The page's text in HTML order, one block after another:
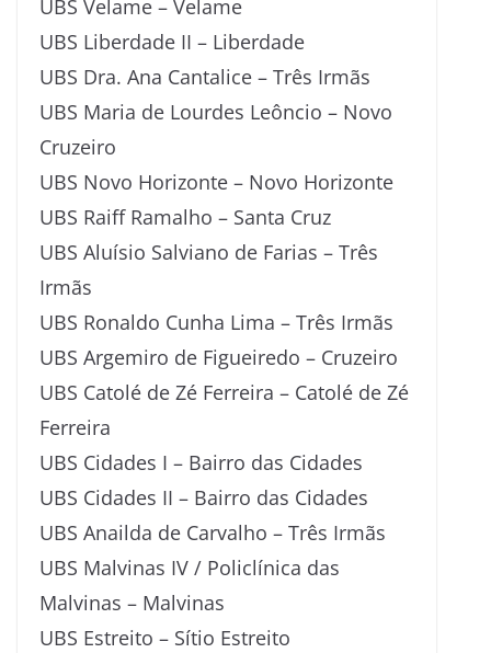
UBS Velame – Velame
UBS Liberdade II – Liberdade
UBS Dra. Ana Cantalice – Três Irmãs
UBS Maria de Lourdes Leôncio – Novo
Cruzeiro
UBS Novo Horizonte – Novo Horizonte
UBS Raiff Ramalho – Santa Cruz
UBS Aluísio Salviano de Farias – Três
Irmãs
UBS Ronaldo Cunha Lima – Três Irmãs
UBS Argemiro de Figueiredo – Cruzeiro
UBS Catolé de Zé Ferreira – Catolé de Zé
Ferreira
UBS Cidades I – Bairro das Cidades
UBS Cidades II – Bairro das Cidades
UBS Anailda de Carvalho – Três Irmãs
UBS Malvinas IV / Policlínica das
Malvinas – Malvinas
UBS Estreito – Sítio Estreito